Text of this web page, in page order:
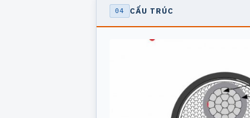
04 CẤU TRÚC